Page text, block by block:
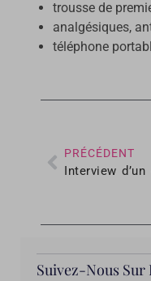
trousse de
analgésiques,
téléphone
PRÉCÉDENT
Suivez-Nous Sur